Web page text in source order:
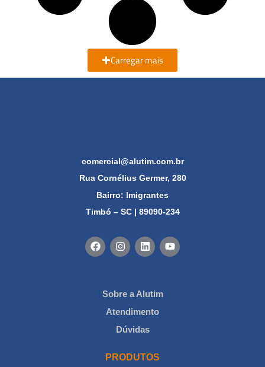
Carregar mais
comercial@alutim.com.br
Rua Cornélius Germer, 280
Bairro: Imigrantes
Timbó – SC | 89090-234
Sobre a Alutim
Atendimento
Dúvidas
PRODUTOS